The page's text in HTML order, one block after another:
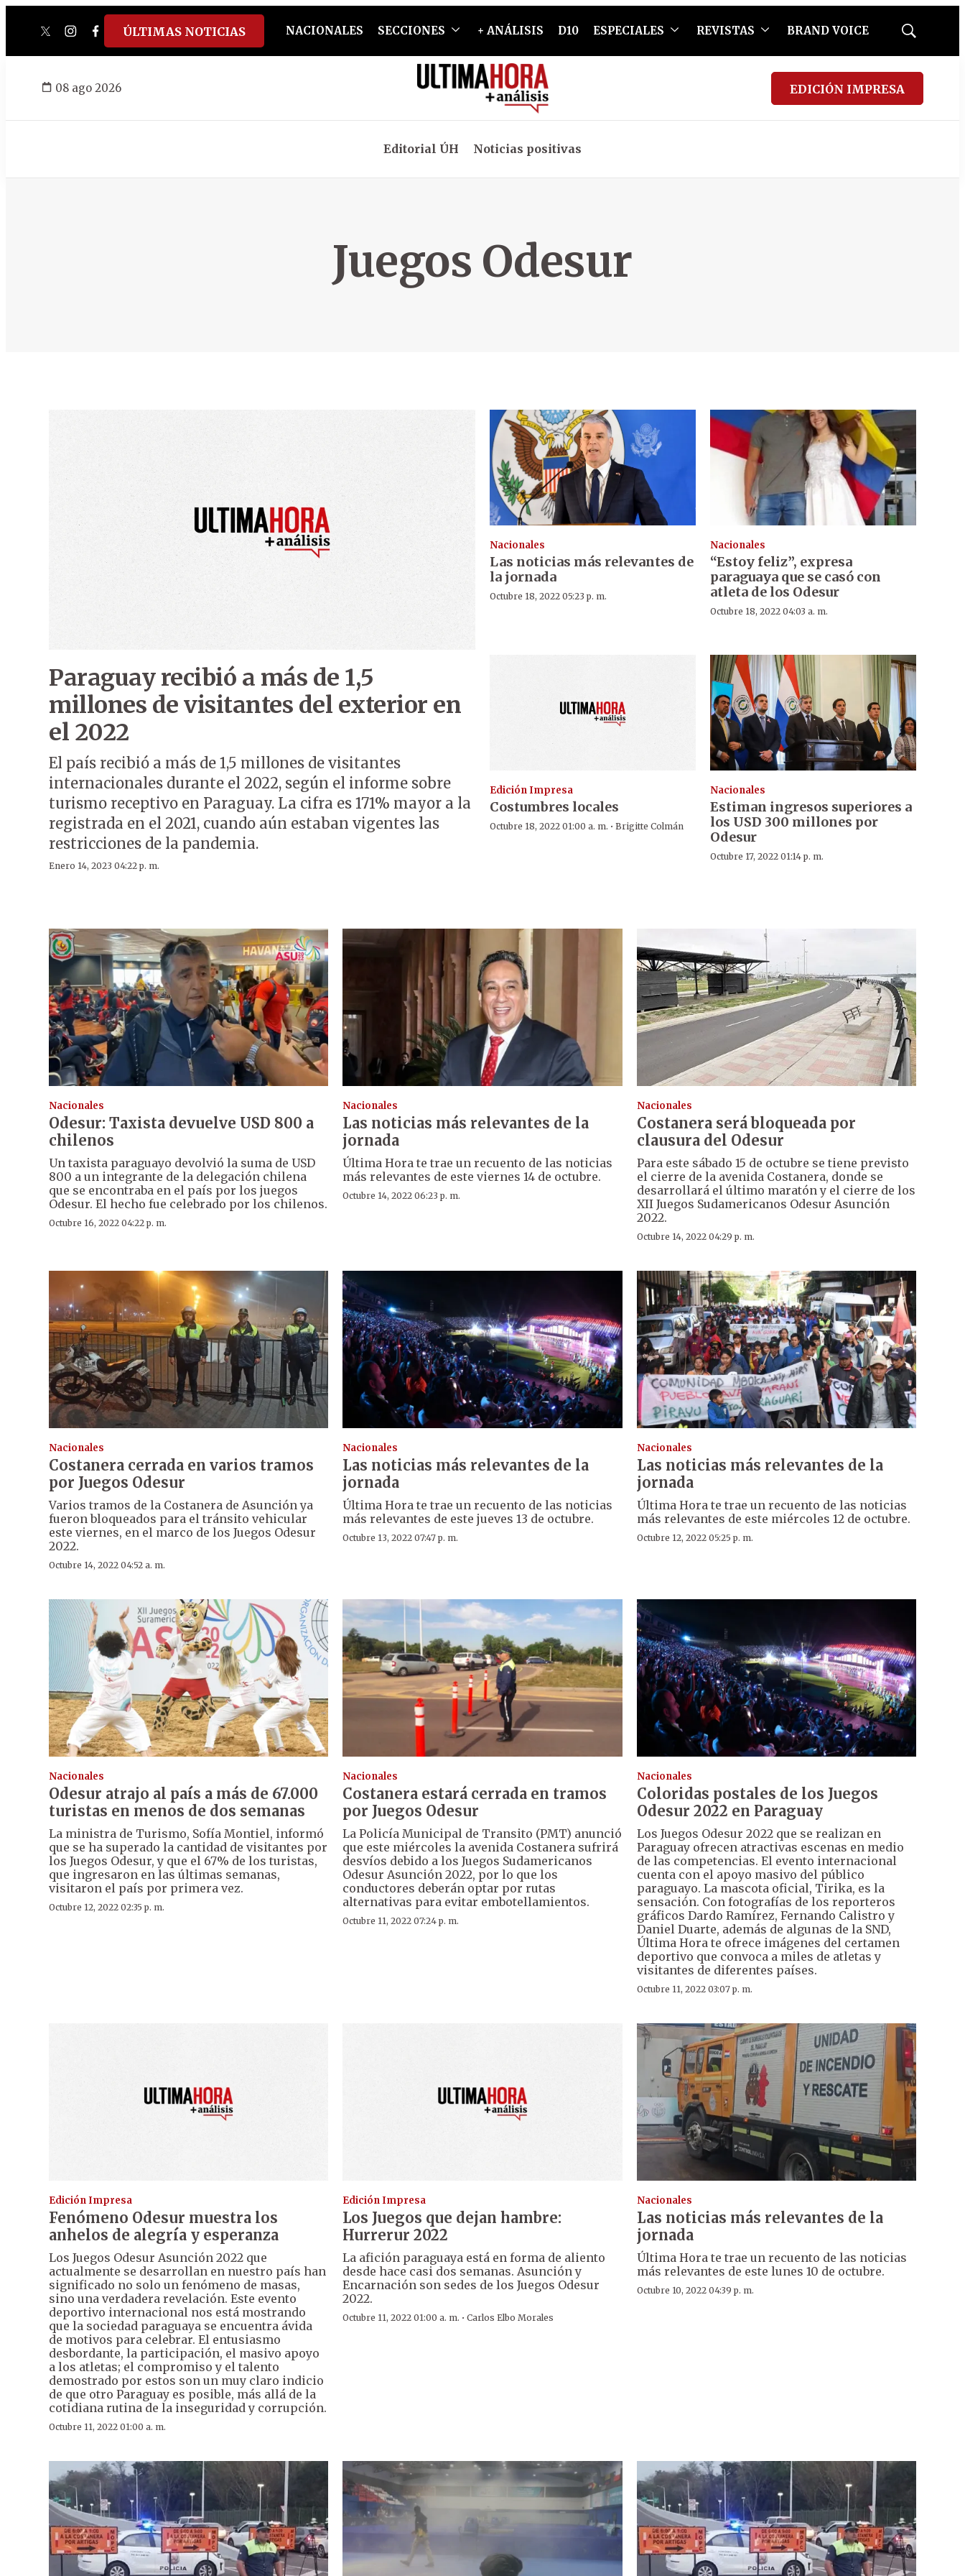
twitterinstagram
facebook
tiktokyoutube
spotify
ÚLTIMAS NOTICIAS NACIONALES SECCIONES + ANÁLISIS D10 ESPECIALES REVISTAS BRAND VOICE
Mostrar
08 ago 2026 EDICIÓN IMPRESA
Editorial ÚH Noticias positivas
Juegos Odesur
Paraguay recibió a más de 1,5
millones de visitantes del exterior en
el 2022
El país recibió a más de 1,5 millones de visitantes
internacionales durante el 2022, según el informe sobre
turismo receptivo en Paraguay. La cifra es 171% mayor a la
registrada en el 2021, cuando aún estaban vigentes las
restricciones de la pandemia.
Enero 14, 2023 04:22 p. m.
Nacionales
Las noticias más relevantes de
la jornada
Octubre 18, 2022 05:23 p. m.
Nacionales
“Estoy feliz”, expresa
paraguaya que se casó con
atleta de los Odesur
Octubre 18, 2022 04:03 a. m.
Edición Impresa
Costumbres locales
Octubre 18, 2022 01:00 a. m. · Brigitte Colmán
Nacionales
Estiman ingresos superiores a
los USD 300 millones por
Odesur
Octubre 17, 2022 01:14 p. m.
Nacionales
Odesur: Taxista devuelve USD 800 a
chilenos
Un taxista paraguayo devolvió la suma de USD
800 a un integrante de la delegación chilena
que se encontraba en el país por los juegos
Odesur. El hecho fue celebrado por los chilenos.
Octubre 16, 2022 04:22 p. m.
Nacionales
Las noticias más relevantes de la
jornada
Última Hora te trae un recuento de las noticias
más relevantes de este viernes 14 de octubre.
Octubre 14, 2022 06:23 p. m.
Nacionales
Costanera será bloqueada por
clausura del Odesur
Para este sábado 15 de octubre se tiene previsto
el cierre de la avenida Costanera, donde se
desarrollará el último maratón y el cierre de los
XII Juegos Sudamericanos Odesur Asunción
2022.
Octubre 14, 2022 04:29 p. m.
Nacionales
Costanera cerrada en varios tramos
por Juegos Odesur
Varios tramos de la Costanera de Asunción ya
fueron bloqueados para el tránsito vehicular
este viernes, en el marco de los Juegos Odesur
2022.
Octubre 14, 2022 04:52 a. m.
Nacionales
Las noticias más relevantes de la
jornada
Última Hora te trae un recuento de las noticias
más relevantes de este jueves 13 de octubre.
Octubre 13, 2022 07:47 p. m.
Nacionales
Las noticias más relevantes de la
jornada
Última Hora te trae un recuento de las noticias
más relevantes de este miércoles 12 de octubre.
Octubre 12, 2022 05:25 p. m.
Nacionales
Odesur atrajo al país a más de 67.000
turistas en menos de dos semanas
La ministra de Turismo, Sofía Montiel, informó
que se ha superado la cantidad de visitantes por
los Juegos Odesur, y que el 67% de los turistas,
que ingresaron en las últimas semanas,
visitaron el país por primera vez.
Octubre 12, 2022 02:35 p. m.
Nacionales
Costanera estará cerrada en tramos
por Juegos Odesur
La Policía Municipal de Transito (PMT) anunció
que este miércoles la avenida Costanera sufrirá
desvíos debido a los Juegos Sudamericanos
Odesur Asunción 2022, por lo que los
conductores deberán optar por rutas
alternativas para evitar embotellamientos.
Octubre 11, 2022 07:24 p. m.
Nacionales
Coloridas postales de los Juegos
Odesur 2022 en Paraguay
Los Juegos Odesur 2022 que se realizan en
Paraguay ofrecen atractivas escenas en medio
de las competencias. El evento internacional
cuenta con el apoyo masivo del público
paraguayo. La mascota oficial, Tirika, es la
sensación. Con fotografías de los reporteros
gráficos Dardo Ramírez, Fernando Calistro y
Daniel Duarte, además de algunas de la SND,
Última Hora te ofrece imágenes del certamen
deportivo que convoca a miles de atletas y
visitantes de diferentes países.
Octubre 11, 2022 03:07 p. m.
Edición Impresa
Fenómeno Odesur muestra los
anhelos de alegría y esperanza
Los Juegos Odesur Asunción 2022 que
actualmente se desarrollan en nuestro país han
significado no solo un fenómeno de masas,
sino una verdadera revelación. Este evento
deportivo internacional nos está mostrando
que la sociedad paraguaya se encuentra ávida
de motivos para celebrar. El entusiasmo
desbordante, la participación, el masivo apoyo
a los atletas; el compromiso y el talento
demostrado por estos son un muy claro indicio
de que otro Paraguay es posible, más allá de la
cotidiana rutina de la inseguridad y corrupción.
Octubre 11, 2022 01:00 a. m.
Edición Impresa
Los Juegos que dejan hambre:
Hurrerur 2022
La afición paraguaya está en forma de aliento
desde hace casi dos semanas. Asunción y
Encarnación son sedes de los Juegos Odesur
2022.
Octubre 11, 2022 01:00 a. m. ·Carlos Elbo Morales
Nacionales
Las noticias más relevantes de la
jornada
Última Hora te trae un recuento de las noticias
más relevantes de este lunes 10 de octubre.
Octubre 10, 2022 04:39 p. m.